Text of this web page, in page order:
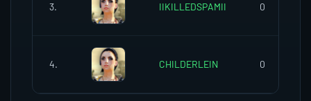
3. IIKILLEDSPAMII 0
4. CHILDERLEIN 0